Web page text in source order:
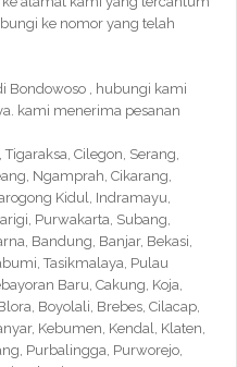
ke nomor yang telah
Bondowoso , hubungi kami
kami menerima pesanan
Cilegon, Serang,
Ngamprah, Cikarang,
Kidul, Indramayu,
Purwakarta, Subang,
Bandung, Banjar, Bekasi,
Tasikmalaya, Pulau
Baru, Cakung, Koja,
Boyolali, Brebes, Cilacap,
Kebumen, Kendal, Klaten,
Purbalingga, Purworejo,